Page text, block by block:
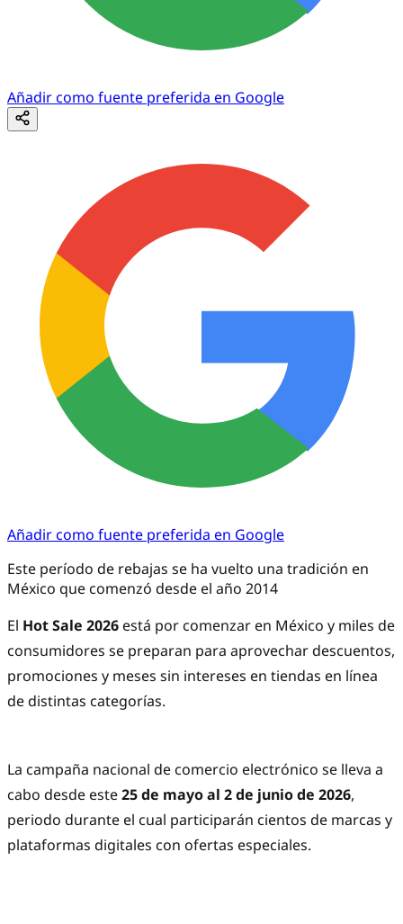
Añadir como fuente preferida en Google
Añadir como fuente preferida en Google
Este período de rebajas se ha vuelto una tradición en
México que comenzó desde el año 2014
El Hot Sale 2026 está por comenzar en México y miles de
consumidores se preparan para aprovechar descuentos,
promociones y meses sin intereses en tiendas en línea
de distintas categorías.
La campaña nacional de comercio electrónico se lleva a
cabo desde este25 de mayo al 2 de junio de 2026,
periodo durante el cual participarán cientos de marcas y
plataformas digitales con ofertas especiales.